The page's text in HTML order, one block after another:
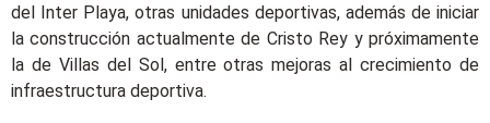
del Inter Playa, otras unidades deportivas, además de iniciar
la construcción actualmente de Cristo Rey y próximamente
la de Villas del Sol, entre otras mejoras al crecimiento de
infraestructura deportiva.